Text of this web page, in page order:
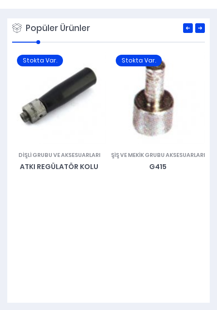
Popüler Ürünler
Stokta Var.
DIŞLI GRUBU VE AKSESUARLARI
ATKI REGÜLATÖR KOLU
Stokta Var.
ŞIŞ VE MEKIK GRUBU AKSESUARLARI
G415